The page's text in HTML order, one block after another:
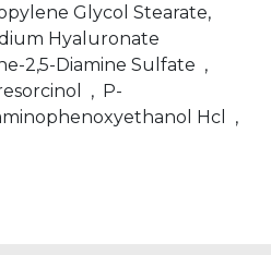
Glycol Stearate,
Hyaluronate
2,5-Diamine Sulfate ,
, P-
Hcl ,